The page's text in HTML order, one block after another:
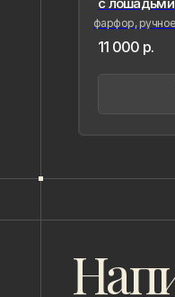
фарфор, ручное
живопись
11 000р.
наше